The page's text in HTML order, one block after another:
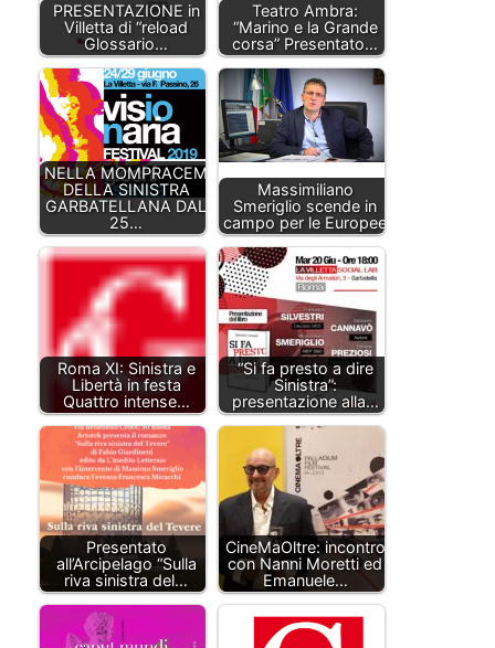
PRESENTAZIONE in
Villetta di “reload
Glossario…
Teatro Ambra:
“Marino e la Grande
corsa” Presentato…
NELLA MOMPRACEM
DELLA SINISTRA
GARBATELLANA DAL
25…
Massimiliano
Smeriglio scende in
campo per le Europee
Roma XI: Sinistra e
Libertà in festa
Quattro intense…
“Si fa presto a dire
Sinistra”:
presentazione alla…
Presentato
all’Arcipelago “Sulla
riva sinistra del…
CineMaOltre: incontro
con Nanni Moretti ed
Emanuele…